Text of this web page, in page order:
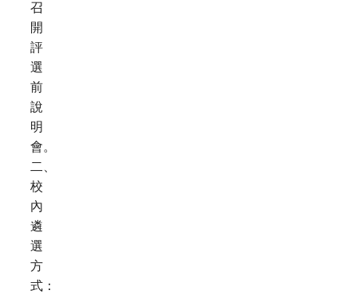
召
開
評
選
前
說
明
會。
二、
校
內
遴
選
方
式：